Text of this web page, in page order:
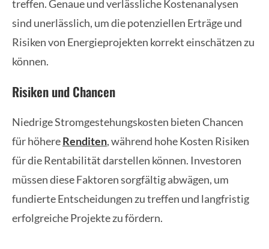
treffen. Genaue und verlässliche Kostenanalysen
sind unerlässlich, um die potenziellen Erträge und
Risiken von Energieprojekten korrekt einschätzen zu
können.
Risiken und Chancen
Niedrige Stromgestehungskosten bieten Chancen
für höhereRenditen, während hohe Kosten Risiken
für die Rentabilität darstellen können. Investoren
müssen diese Faktoren sorgfältig abwägen, um
fundierte Entscheidungen zu treffen und langfristig
erfolgreiche Projekte zu fördern.